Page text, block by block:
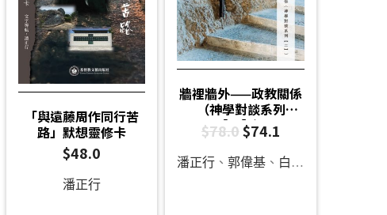
「與遠藤周作同行苦
路」默想靈修卡
$48.0
潘正行
牆裡牆外——政教關係
（神學對談系列
【二】）
$78.0$74.1
潘正行 、郭偉基 、 白德培